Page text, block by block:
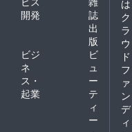
開発
誌
出
版
ビジ
ネ
ス・
起業
ビ
ュ
ー
テ
ィ
ー
は
ク
ラ
ウ
ド
フ
ァ
ン
デ
ィ